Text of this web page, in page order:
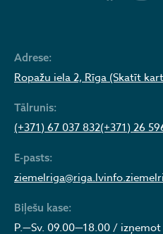
Adrese:
Ropažu iela 2, Rīga (Skatīt
Tālrunis:
(+371) 67 037 832(+371) 26
E-pasts:
ziemelriga@riga.lv
Biļešu kase:
P.—Sv. 09.00—18.00 /